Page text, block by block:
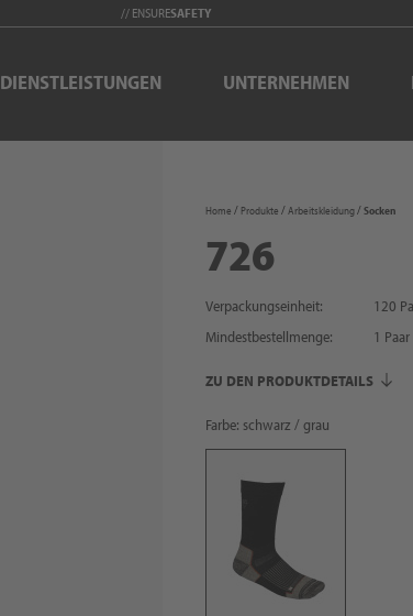
// ENSURESAFETY
DIENSTLEISTUNGEN UNTERNEHMEN
Home Produkte Arbeitskleidung Socken
726
Verpackungseinheit:
120
Mindestbestellmenge:
1 Paar
ZU DEN PRODUKTDETAILS
Farbe: schwarz / grau